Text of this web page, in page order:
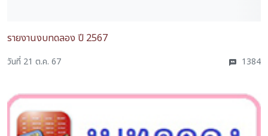
รายงานงบทดลอง ปี 2567
วันที่ 21 ต.ค. 67 1384